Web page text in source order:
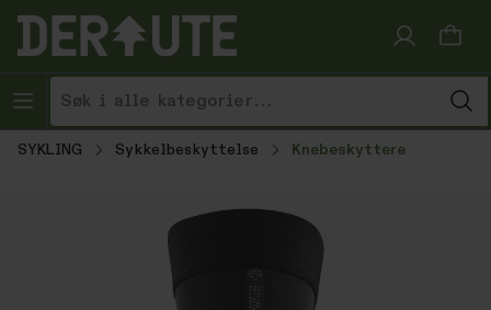
Hopp til innhold
SYKLING Sykkelbeskyttelse Knebeskyttere